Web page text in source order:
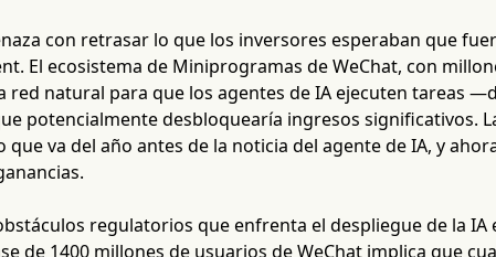
con retrasar lo que los inversores esperaban que
El ecosistema de Miniprogramas de WeChat, con
natural para que los agentes de IA ejecuten tareas
potencialmente desbloquearía ingresos significativos.
que va del año antes de la noticia del agente de IA, y
regulatorios que enfrenta el despliegue de la IA
de 1400 millones de usuarios de WeChat implica que